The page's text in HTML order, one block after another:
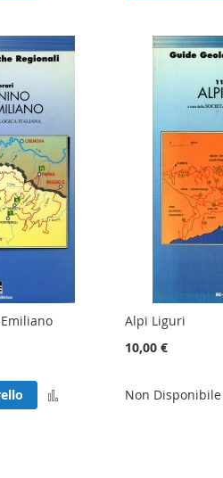
confronto
Alpi Liguri
10,00 €
Non Disponibile